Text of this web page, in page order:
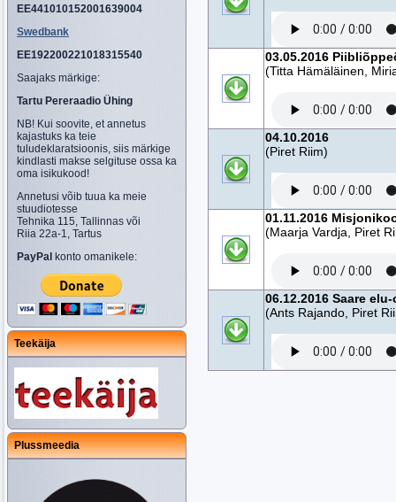
EE441010152001639004
Swedbank
EE192200221018315540
Saajaks märkige:
Tartu Pereraadio Ühing
NB! Kui soovite, et annetus
kajastuks ka teie
tuludeklaratsioonis, siis märkige
kindlasti makse selgituse ossa ka
oma isikukood!
Annetusi võib tuua ka meie
stuudiotesse
Tehnika 115, Tallinnas või
Riia 22a-1, Tartus
PayPal konto omanikele:
Teekäija
Plussmeedia
03.05.2016
(Titta Hämäläinen,
04.10.2016
(Piret Riim)
01.11.2016
(Maarja Vardja, Piret
06.12.2016 Saare
(Ants Rajando, Piret